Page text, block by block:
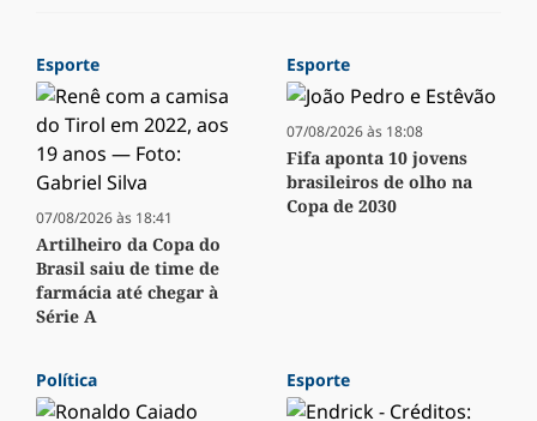
Esporte
07/08/2026 às 18:41
Artilheiro da Copa do
Brasil saiu de time de
farmácia até chegar à
Série A
Esporte
07/08/2026 às 18:08
Fifa aponta 10 jovens
brasileiros de olho na
Copa de 2030
Política Esporte